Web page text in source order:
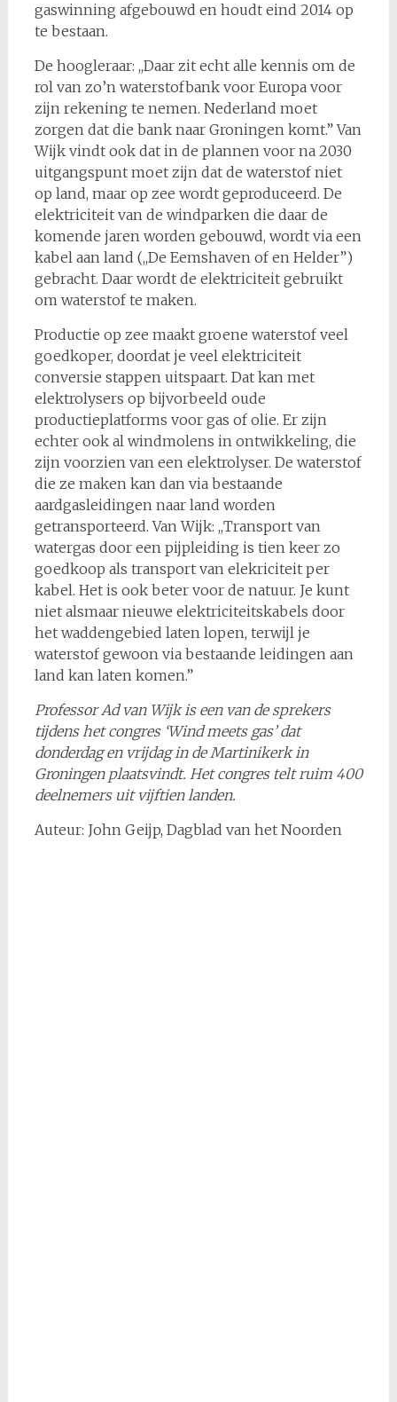
gaswinning afgebouwd en houdt eind 2014 op
te bestaan.
De hoogleraar: ,,Daar zit echt alle kennis om de
rol van zo’n waterstofbank voor Europa voor
zijn rekening te nemen. Nederland moet
zorgen dat die bank naar Groningen komt.” Van
Wijk vindt ook dat in de plannen voor na 2030
uitgangspunt moet zijn dat de waterstof niet
op land, maar op zee wordt geproduceerd. De
elektriciteit van de windparken die daar de
komende jaren worden gebouwd, wordt via een
kabel aan land (,,De Eemshaven of en Helder”)
gebracht. Daar wordt de elektriciteit gebruikt
om waterstof te maken.
Productie op zee maakt groene waterstof veel
goedkoper, doordat je veel elektriciteit
conversie stappen uitspaart. Dat kan met
elektrolysers op bijvorbeeld oude
productieplatforms voor gas of olie. Er zijn
echter ook al windmolens in ontwikkeling, die
zijn voorzien van een elektrolyser. De waterstof
die ze maken kan dan via bestaande
aardgasleidingen naar land worden
getransporteerd. Van Wijk: ,,Transport van
watergas door een pijpleiding is tien keer zo
goedkoop als transport van elekriciteit per
kabel. Het is ook beter voor de natuur. Je kunt
niet alsmaar nieuwe elektriciteitskabels door
het waddengebied laten lopen, terwijl je
waterstof gewoon via bestaande leidingen aan
land kan laten komen.”
Professor Ad van Wijk is een van de sprekers
tijdens het congres ‘Wind meets gas’ dat
donderdag en vrijdag in de Martinikerk in
Groningen plaatsvindt. Het congres telt ruim 400
deelnemers uit vijftien landen.
Auteur: John Geijp, Dagblad van het Noorden